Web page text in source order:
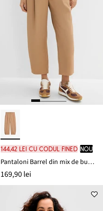
144,42 lei cu codul FINED nou
Pantaloni Barrel din mix de bumbac și elastan
169,90 lei